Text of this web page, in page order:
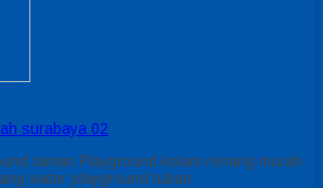
surabaya 02
taman Playground kolam renang murah
water playground tuban